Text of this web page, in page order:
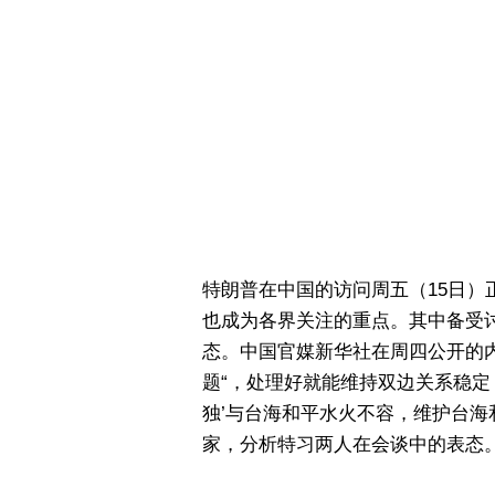
特朗普在中国的访问周五（15日
也成为各界关注的重点。其中备受
态。中国官媒新华社在周四公开的
题“，处理好就能维持双边关系稳
独’与台海和平水火不容，维护台
家，分析特习两人在会谈中的表态